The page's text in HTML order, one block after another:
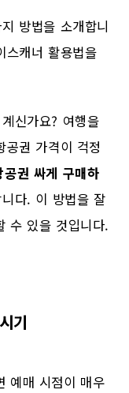
방법을 소개합니
스캐너 활용법을
신가요? 여행을
권 가격이 걱정
공권 싸게 구매하
다. 이 방법을 잘
수 있을 것입니다.
기
예매 시점이 매우